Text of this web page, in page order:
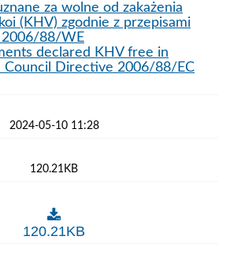
za wolne od zakażenia
(KHV) zgodnie z przepisami
2006/88/WE
declared KHV free in
Council Directive 2006/88/EC
2024-05-10 11:28
120.21KB
za wolne od zakażenia
120.21KB